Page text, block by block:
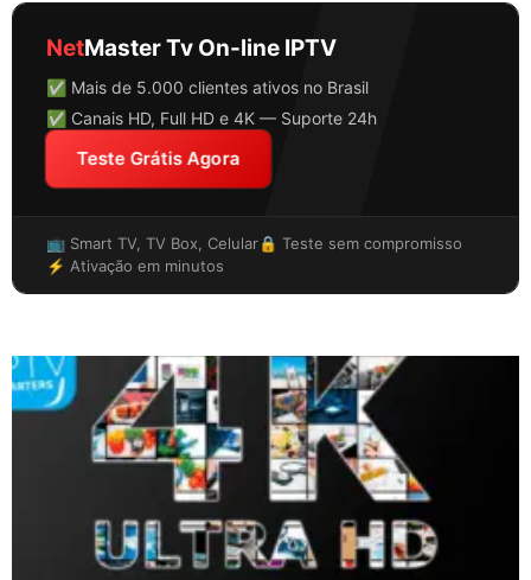
NetMaster Tv On-line IPTV
✅ Mais de 5.000 clientes ativos no Brasil
✅ Canais HD, Full HD e 4K — Suporte 24h
Teste Grátis Agora
📺 Smart TV, TV Box, Celular🔒 Teste sem compromisso
⚡ Ativação em minutos